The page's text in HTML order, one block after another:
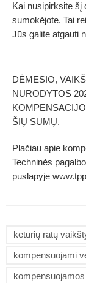
Kai nusipirksite šį
sumokėjote. Tai
Jūs galite atgauti
DĖMESIO,
NURODYTOS
ŠIŲ SUMŲ.
Plačiau apie
Techninės
puslapyje
keturių ratų
kompensuojami